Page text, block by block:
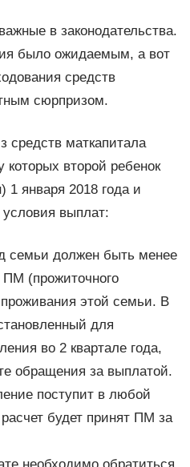
в законодательства.
было ожидаемым, а вот
средств
сюрпризом.
маткапитала
которых второй ребенок
января 2018 года и
выплат:
семьи должен быть менее
ПМ (прожиточного
этой семьи. В
для
во 2 квартале года,
обращения за выплатой.
поступит в любой
будет принят ПМ за